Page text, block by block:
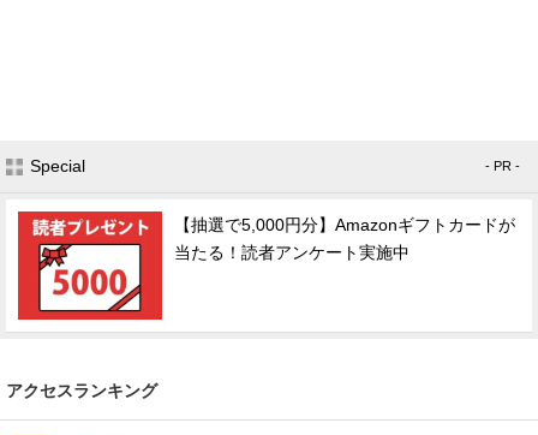
Special - PR -
【抽選で5,000円分】Amazonギフトカードが
当たる！読者アンケート実施中
アクセスランキング